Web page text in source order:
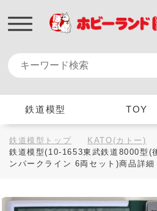
鉄道模型 TOY
鉄道模型トップ KATO(カトー)
鉄道模型(10-1653東武鉄道8000型(
ンパークライン 6両セット)商品詳細